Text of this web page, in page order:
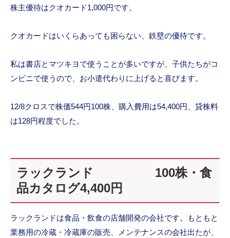
株主優待はクオカード1,000円です。
クオカードはいくらあっても困らない、鉄壁の優待です。
私は書店とマツキヨで使うことが多いですが、子供たちがコ
ンビニで使うので、お小遣代わりに上げると喜びます。
12/8クロスで株価544円100株、購入費用は54,400円、貸株料
は128円程度でした。
ラックランド 100株・食
品カタログ4,400円
ラックランドは食品・飲食の店舗開発の会社です。もともと
業務用の冷蔵・冷蔵庫の販売、メンテナンスの会社出たが、